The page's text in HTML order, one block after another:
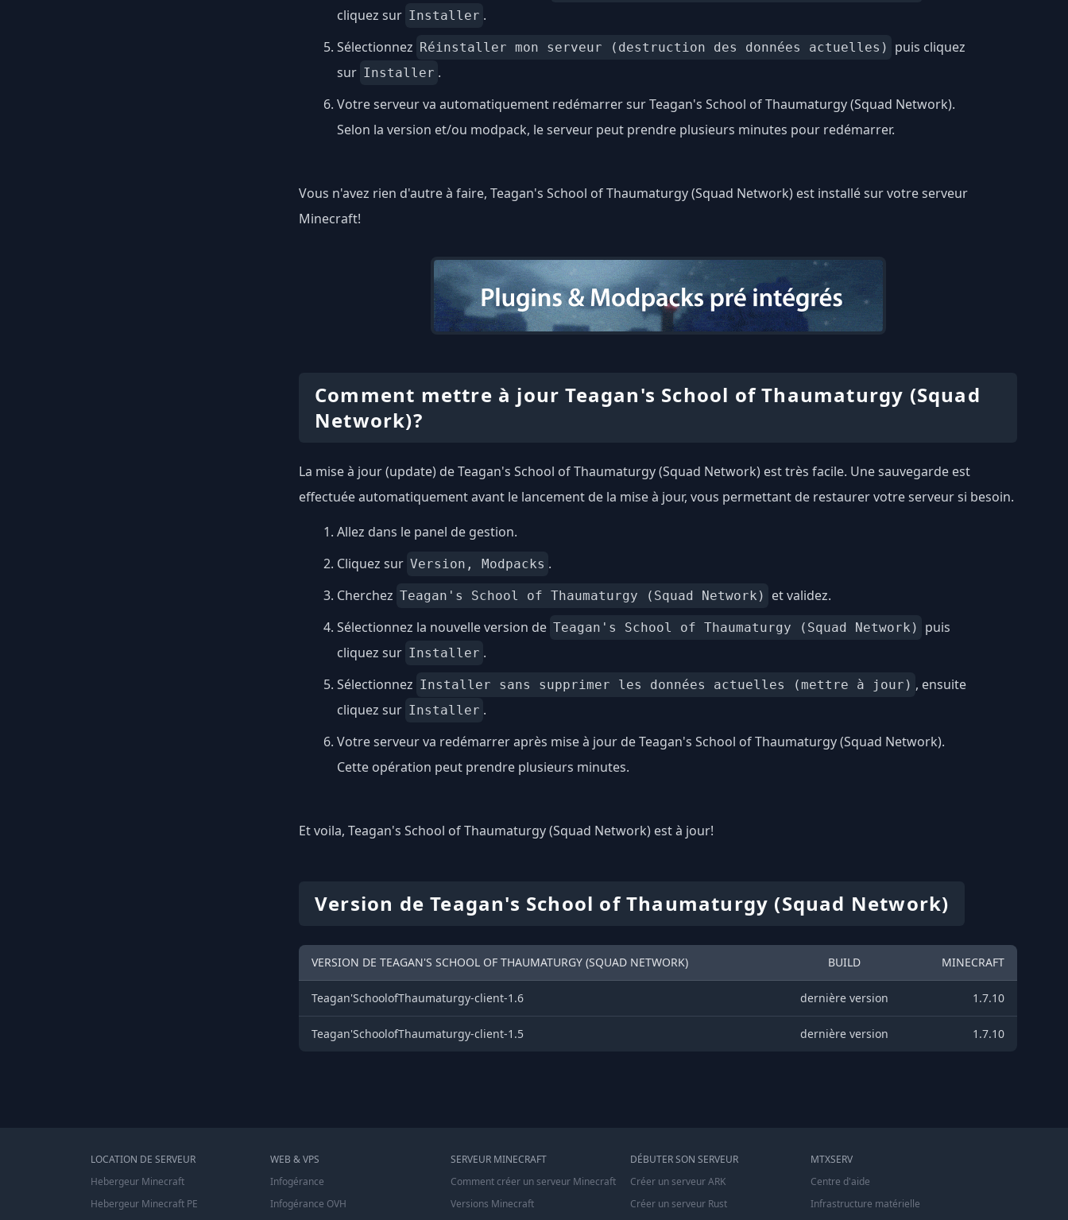
cliquez sur Installer .
Sélectionnez Réinstaller mon serveur (destruction des données actuelles)
puis cliquez
sur Installer .
Votre serveur va automatiquement redémarrer sur Teagan's School of Thaumaturgy (Squad Network).
Selon la version et/ou modpack, le serveur peut prendre plusieurs minutes pour redémarrer.
Vous n'avez rien d'autre à faire, Teagan's School of Thaumaturgy (Squad Network) est installé sur votre serveur
Minecraft!
Comment mettre à jour Teagan's School of Thaumaturgy (Squad
Network)?
La mise à jour (update) de Teagan's School of Thaumaturgy (Squad Network) est très facile. Une sauvegarde est
effectuée automatiquement avant le lancement de la mise à jour, vous permettant de restaurer votre serveur si besoin.
Allez dans le panel de gestion.
Cliquez sur Version, Modpacks .
Cherchez Teagan's School of Thaumaturgy (Squad Network)
et validez.
Sélectionnez la nouvelle version de Teagan's School of Thaumaturgy (Squad Network)
puis
cliquez sur Installer .
Sélectionnez Installer sans supprimer les données actuelles (mettre à jour) , ensuite
cliquez sur Installer .
Votre serveur va redémarrer après mise à jour de Teagan's School of Thaumaturgy (Squad Network).
Cette opération peut prendre plusieurs minutes.
Et voila, Teagan's School of Thaumaturgy (Squad Network) est à jour!
Version de Teagan's School of Thaumaturgy (Squad Network)
VERSION DE TEAGAN'S SCHOOL OF THAUMATURGY (SQUAD NETWORK) BUILD MINECRAFT
Teagan'SchoolofThaumaturgy-client-1.6 dernière version 1.7.10
Teagan'SchoolofThaumaturgy-client-1.5 dernière version 1.7.10
LOCATION DE SERVEUR
Hebergeur Minecraft
Hebergeur Minecraft PE
WEB & VPS
Infogérance
Infogérance OVH
SERVEUR MINECRAFT
Comment créer un serveur Minecraft
Versions Minecraft
DÉBUTER SON SERVEUR
Créer un serveur ARK
Créer un serveur Rust
MTXSERV
Centre d'aide
Infrastructure matérielle